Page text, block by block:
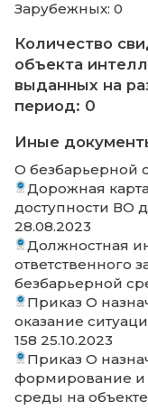
интернат,
В
общежития,
Информация
пользования
Паспорт
Паспорт
Наличие